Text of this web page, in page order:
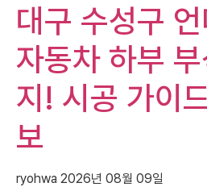
대구 수성구
자동차 하부
지! 시공 가이
보
ryohwa 2026년 08월 09일